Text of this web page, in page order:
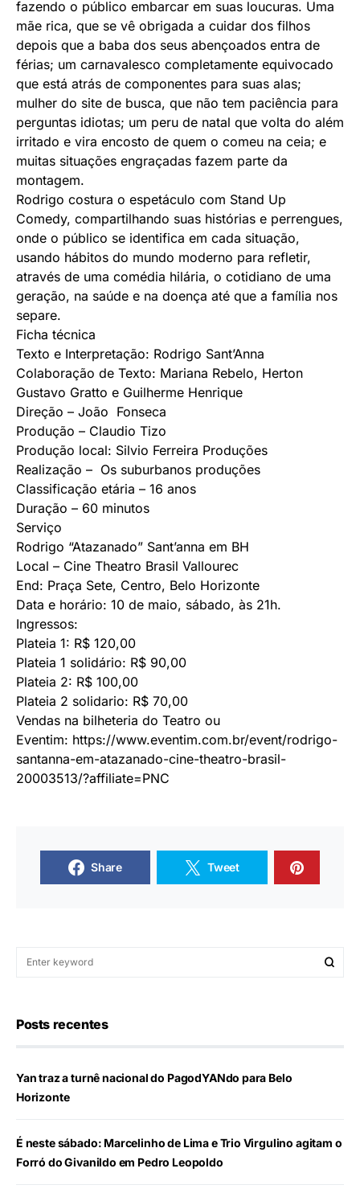
fazendo o público embarcar em suas loucuras. Uma
mãe rica, que se vê obrigada a cuidar dos filhos
depois que a baba dos seus abençoados entra de
férias; um carnavalesco completamente equivocado
que está atrás de componentes para suas alas;
mulher do site de busca, que não tem paciência para
perguntas idiotas; um peru de natal que volta do além
irritado e vira encosto de quem o comeu na ceia; e
muitas situações engraçadas fazem parte da
montagem.
Rodrigo costura o espetáculo com Stand Up
Comedy, compartilhando suas histórias e perrengues,
onde o público se identifica em cada situação,
usando hábitos do mundo moderno para refletir,
através de uma comédia hilária, o cotidiano de uma
geração, na saúde e na doença até que a família nos
separe.
Ficha técnica
Texto e Interpretação: Rodrigo Sant’Anna
Colaboração de Texto: Mariana Rebelo, Herton
Gustavo Gratto e Guilherme Henrique
Direção – João Fonseca
Produção – Claudio Tizo
Produção local: Silvio Ferreira Produções
Realização – Os suburbanos produções
Classificação etária – 16 anos
Duração – 60 minutos
Serviço
Rodrigo “Atazanado” Sant’anna em BH
Local – Cine Theatro Brasil Vallourec
End: Praça Sete, Centro, Belo Horizonte
Data e horário: 10 de maio, sábado, às 21h.
Ingressos:
Plateia 1: R$ 120,00
Plateia 1 solidário: R$ 90,00
Plateia 2: R$ 100,00
Plateia 2 solidario: R$ 70,00
Vendas na bilheteria do Teatro ou
Eventim: https://www.eventim.com.br/event/rodrigo-
santanna-em-atazanado-cine-theatro-brasil-
20003513/?affiliate=PNC
Share Tweet
Posts recentes
Yan traz a turnê nacional do PagodYANdo para Belo
Horizonte
É neste sábado: Marcelinho de Lima e Trio Virgulino agitam o
Forró do Givanildo em Pedro Leopoldo